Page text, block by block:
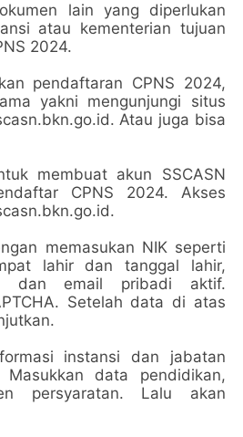
lain yang diperlukan
atau kementerian tujuan
2024.
pendaftaran CPNS 2024,
yakni mengunjungi situs
Atau juga bisa
membuat akun SSCASN
CPNS 2024. Akses
memasukan NIK seperti
lahir dan tanggal lahir,
dan email pribadi aktif.
Setelah data di atas
instansi dan jabatan
Masukkan data pendidikan,
persyaratan. Lalu akan